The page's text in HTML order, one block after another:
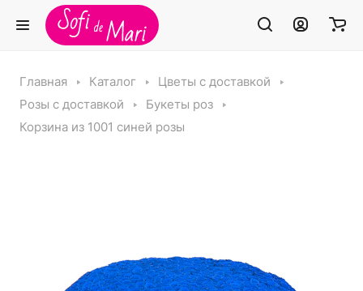
Главная Каталог
Цветы с доставкой
Розы с доставкой
Букеты роз
Корзина из 1001 синей розы